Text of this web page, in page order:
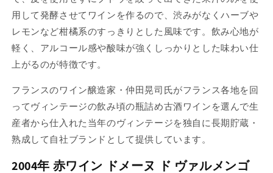
用して発酵させてワインを作るので、渋みがなくハーブや
レモンなど柑橘系のすっきりとした風味です。飲み心地が
軽く、アルコール感や酸味が強くしっかりとした味わい仕
上がるのが特徴です。
フランスのワイン醸造家・仲田晃司氏がフランス各地を回
ってヴィンテージの飲み頃の瓶詰め古酒ワインを選んで生
産者から仕入れた当年のヴィンテージを独自に長期貯蔵・
熟成して自社ブランドとして提供しています。
2004年 赤ワイン ドメーヌ ド ヴァルメンゴ